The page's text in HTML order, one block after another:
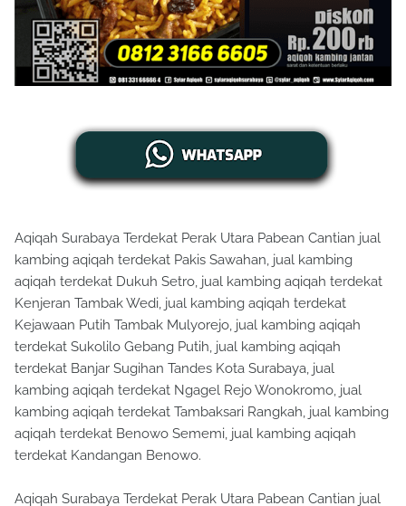
Aqiqah Surabaya Terdekat Perak Utara Pabean Cantian jual
kambing aqiqah terdekat Pakis Sawahan, jual kambing
aqiqah terdekat Dukuh Setro, jual kambing aqiqah terdekat
Kenjeran Tambak Wedi, jual kambing aqiqah terdekat
Kejawaan Putih Tambak Mulyorejo, jual kambing aqiqah
terdekat Sukolilo Gebang Putih, jual kambing aqiqah
terdekat Banjar Sugihan Tandes Kota Surabaya, jual
kambing aqiqah terdekat Ngagel Rejo Wonokromo, jual
kambing aqiqah terdekat Tambaksari Rangkah, jual kambing
aqiqah terdekat Benowo Sememi, jual kambing aqiqah
terdekat Kandangan Benowo.
Aqiqah Surabaya Terdekat Perak Utara Pabean Cantian jual